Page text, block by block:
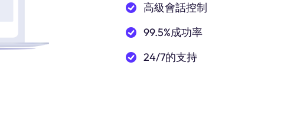
高級會話控制
99.5%成功率
24/7的支持